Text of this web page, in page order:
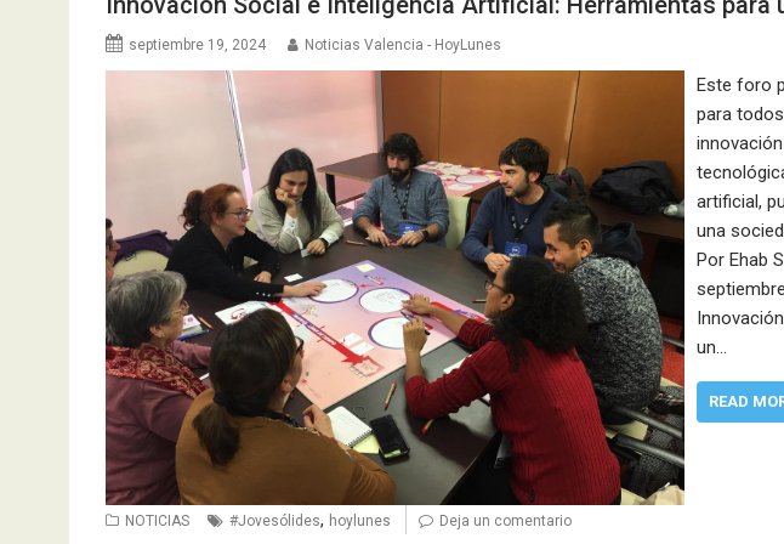
septiembre 19, 2024 Noticias Valencia - HoyLunes
Este foro
para
artificial,
una
Por Ehab
un…
READ
NOTICIAS #Jovesólides, hoylunes Deja un comentario